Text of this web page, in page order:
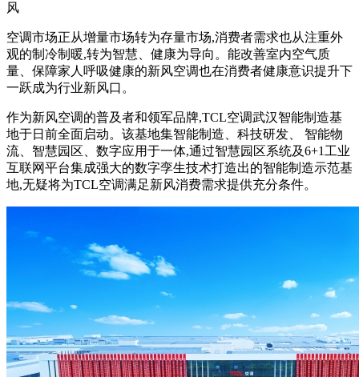
风
空调市场正从增量市场转为存量市场,消费者需求也从注重外
观的制冷制暖,转为智慧、健康为导向。能改善室内空气质
量、保障家人呼吸健康的新风空调也在消费者健康意识提升下
一跃成为行业新风口。
作为新风空调的普及者和领军品牌,TCL空调武汉智能制造基
地于日前全面启动。该基地集智能制造、科技研发、 智能物
流、智慧园区、数字应用于一体,通过智慧园区系统及6+1工业
互联网平台集成强大的数字孪生技术打造出的智能制造示范基
地,无疑将为TCL空调满足新风消费需求提供充分条件。